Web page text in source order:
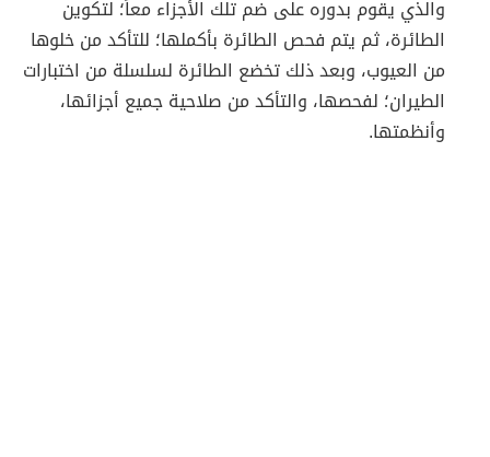
والذي يقوم بدوره على ضم تلك الأجزاء معاً؛ لتكوين
الطائرة، ثم يتم فحص الطائرة بأكملها؛ للتأكد من خلوها
من العيوب، وبعد ذلك تخضع الطائرة لسلسلة من اختبارات
الطيران؛ لفحصها، والتأكد من صلاحية جميع أجزائها،
وأنظمتها.